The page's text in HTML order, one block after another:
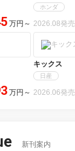
万円 ～
ホンダ
2026.08発売
万円 ～
キックス
日産
2026.06発売
新刊案内